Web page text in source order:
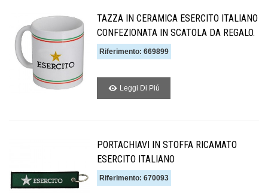
TAZZA IN CERAMICA ESERCITO ITALIANO
CONFEZIONATA IN SCATOLA DA REGALO.
Riferimento: 669899
Leggi Di Piú
PORTACHIAVI IN STOFFA RICAMATO
ESERCITO ITALIANO
Riferimento: 670093